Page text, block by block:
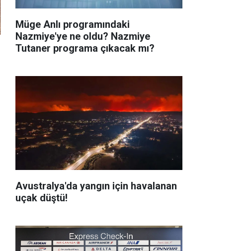
Müge Anlı programındaki
Nazmiye'ye ne oldu? Nazmiye
Tutaner programa çıkacak mı?
Avustralya'da yangın için havalanan
uçak düştü!